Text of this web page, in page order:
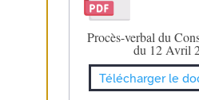
Procès-verbal du
du 12 Avril
Télécharger le